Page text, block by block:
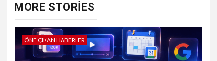
MORE STORIES
ÖNE ÇIKAN HABERLER